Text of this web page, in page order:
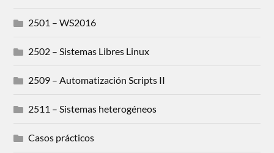
2501 – WS2016
2502 – Sistemas Libres Linux
2509 – Automatización Scripts II
2511 – Sistemas heterogéneos
Casos prácticos